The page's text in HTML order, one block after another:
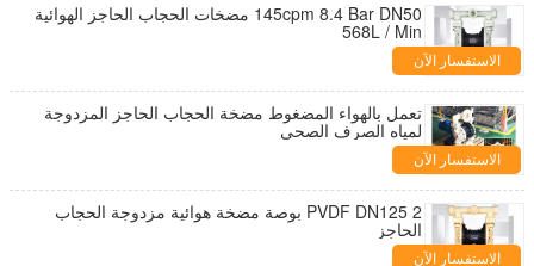
145cpm 8.4 Bar DN50 مضخات الحجاب الحاجز الهوائية
568L / Min
الاستفسار الآن
تعمل بالهواء المضغوط مضخة الحجاب الحاجز المزدوجة
لمياه الصرف الصحي
الاستفسار الآن
PVDF DN125 2 بوصة مضخة هوائية مزدوجة الحجاب
الحاجز
الاستفسار الآن